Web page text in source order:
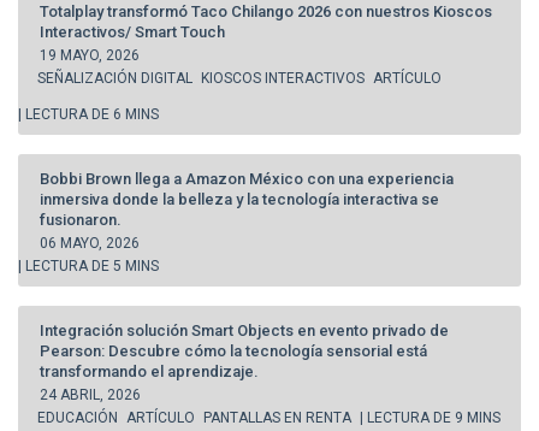
Totalplay transformó Taco Chilango 2026 con nuestros Kioscos
Interactivos/ Smart Touch
19 MAYO, 2026
SEÑALIZACIÓN DIGITAL KIOSCOS INTERACTIVOS ARTÍCULO
| LECTURA DE 6 MINS
Bobbi Brown llega a Amazon México con una experiencia
inmersiva donde la belleza y la tecnología interactiva se
fusionaron.
06 MAYO, 2026
| LECTURA DE 5 MINS
Integración solución Smart Objects en evento privado de
Pearson: Descubre cómo la tecnología sensorial está
transformando el aprendizaje.
24 ABRIL, 2026
EDUCACIÓN ARTÍCULO PANTALLAS EN RENTA | LECTURA DE 9 MINS